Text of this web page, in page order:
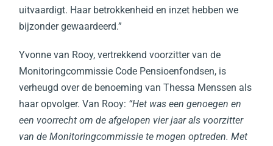
uitvaardigt. Haar betrokkenheid en inzet hebben we
bijzonder gewaardeerd.”
Yvonne van Rooy, vertrekkend voorzitter van de
Monitoringcommissie Code Pensioenfondsen, is
verheugd over de benoeming van Thessa Menssen als
haar opvolger. Van Rooy: “Het was een genoegen en
een voorrecht om de afgelopen vier jaar als voorzitter
van de Monitoringcommissie te mogen optreden. Met